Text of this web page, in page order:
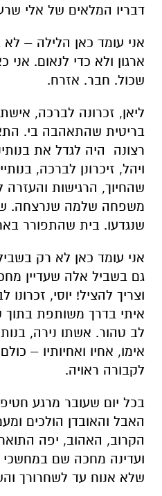
דבריו המלאים של אלי
אני עומד כאן הלילה –
ארגון ולא כדי לנאום.
שכול. חבר. אזרח.
ליאן, זכרונה לברכה,
בריטית שהתאהבה בי.
רצונה היה לגדל את
ויהל, זיכרונן לברכה,
שהחיוך, הרגישות והעזרה
משפחה שלמה שנרצחה.
שנגדעו. בית שהתפורר
אני עומד כאן לא רק
גם בשביל אלה שעדיין
וצריך להציל! יוסי,
איתי בדרך משותפת בתוך
לב טהור. אשתו נירה,
אימו, אחיו ואחיותיו –
לקבורה ראויה.
בכל יום שעובר מרגע
האבל והאובדן הולכים
הקרוב, האהוב, יפה
ועדינה מחכה שם
שלא אנוח עד לשחרורך